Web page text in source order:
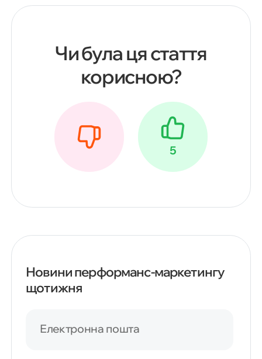
Чи була ця стаття
корисною?
5
Новини перформанс-маркетингу
щотижня
Електронна пошта